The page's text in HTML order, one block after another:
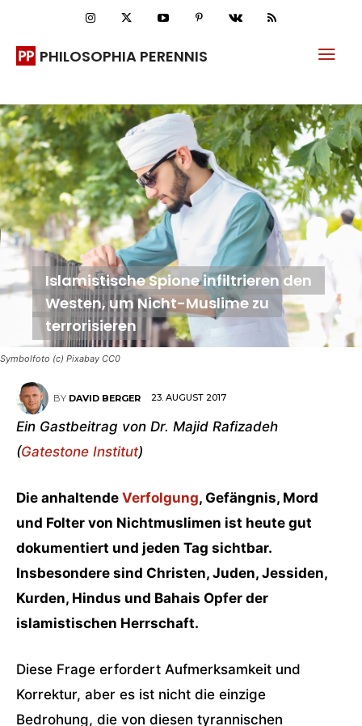
PHILOSOPHIA PERENNIS
Symbolfoto (c) Pixabay CC0
Islamistische Spione infiltrieren den
Westen, um Nicht-Muslime zu
terrorisieren
BY DAVID BERGER 23. AUGUST 2017
Ein Gastbeitrag von Dr. Majid Rafizadeh
(Gatestone Institut)
Die anhaltende Verfolgung, Gefängnis, Mord
und Folter von Nichtmuslimen ist heute gut
dokumentiert und jeden Tag sichtbar.
Insbesondere sind Christen, Juden, Jessiden,
Kurden, Hindus und Bahais Opfer der
islamistischen Herrschaft.
Diese Frage erfordert Aufmerksamkeit und
Korrektur, aber es ist nicht die einzige
Bedrohung, die von diesen tyrannischen